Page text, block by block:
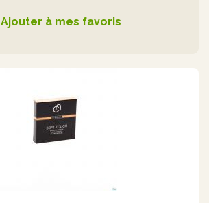
Ajouter à mes favoris